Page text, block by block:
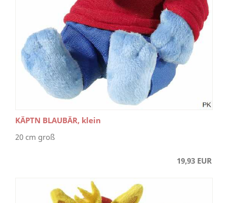
KÄPTN BLAUBÄR, klein
20 cm groß
19,93 EUR